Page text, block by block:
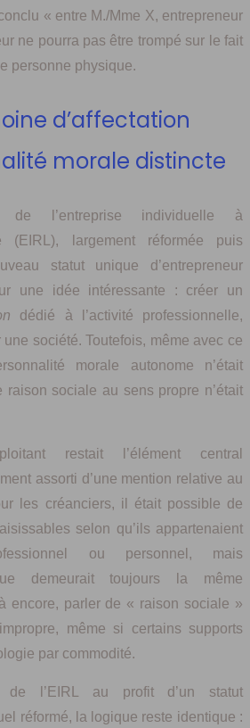
« entre M./Mme X, entrepreneur
ne pourra pas être trompé sur le fait
personne physique.
d’affectation
morale distincte
de l’entreprise individuelle à
(EIRL), largement réformée puis
statut unique d’entrepreneur
une idée intéressante : créer un
dédié à l’activité professionnelle,
société. Toutefois, même avec ce
morale autonome n’était
raison sociale au sens propre n’était
restait l’élément central
assorti d’une mention relative au
les créanciers, il était possible de
selon qu’ils appartenaient
ou personnel, mais
demeurait toujours la même
encore, parler de « raison sociale »
même si certains supports
par commodité.
de l’EIRL au profit d’un statut
réformé, la logique reste identique :